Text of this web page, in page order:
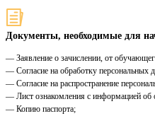
Документы, необходимые для
— Заявление о зачислении, от
— Согласие на обработку персональных
— Согласие на распространение
— Лист ознакомления с информацией об
— Копию паспорта;